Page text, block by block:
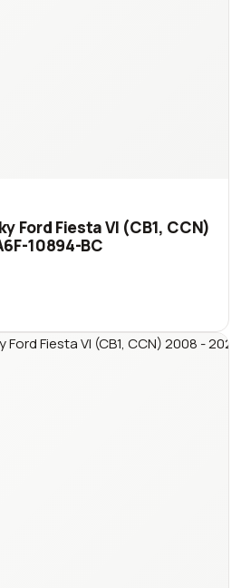
Ford Fiesta VI (CB1, CCN)
10894-BC